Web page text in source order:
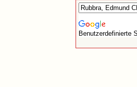
Benutzerdefinierte